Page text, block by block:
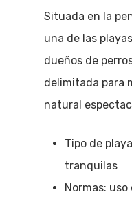
Situada en la
una de las
dueños de
delimitada para
natural
Tipo de
tranquilas
Normas: